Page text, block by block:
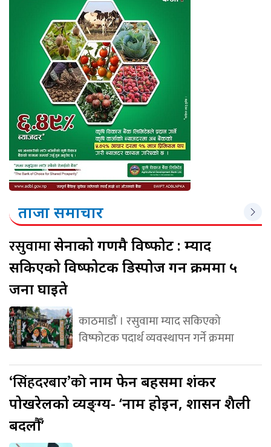
ताजा समाचार
रसुवामासेनाको गणमै विष्फोट : म्याद
सकिएको विष्फोटक डिस्पोज गर्ने क्रममा ५
जना घाइते
काठमाडौं । रसुवामा म्याद सकिएको
विष्फोटक पदार्थ व्यवस्थापन गर्ने क्रममा
‘सिंहदरबार’कोनाम फेर्ने बहसमा शंकर
पोखरेलको व्यङ्ग्य- ‘नाम होइन, शासन शैली
बदलौँ’